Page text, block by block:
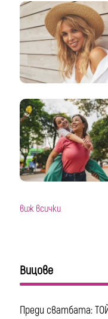
виж всички
Вицове
Преди сватбата: